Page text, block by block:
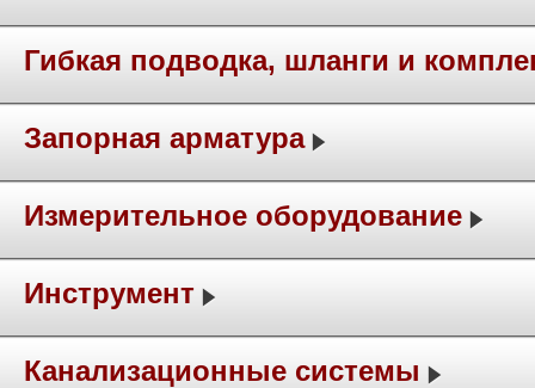
Гибкая подводка, шланги и
Запорная арматура
Измерительное оборудование
Инструмент
Канализационные системы